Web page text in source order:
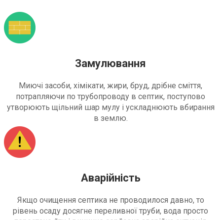
Замулювання
Миючі засоби, хімікати, жири, бруд, дрібне сміття,
потрапляючи по трубопроводу в септик, поступово
утворюють щільний шар мулу і ускладнюють вбирання
в землю.
Аварійність
Якщо очищення септика не проводилося давно, то
рівень осаду досягне переливної труби, вода просто